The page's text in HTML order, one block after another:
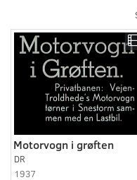
Motorvogn i grøften
DR
1937